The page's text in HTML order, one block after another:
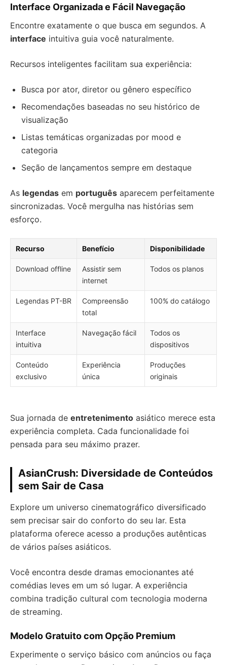
Interface Organizada e Fácil Navegação
Encontre exatamente o que busca em segundos. A
interface intuitiva guia você naturalmente.
Recursos inteligentes facilitam sua experiência:
Busca por ator, diretor ou gênero específico
Recomendações baseadas no seu histórico de
visualização
Listas temáticas organizadas por mood e
categoria
Seção de lançamentos sempre em destaque
As legendas em português aparecem perfeitamente
sincronizadas. Você mergulha nas histórias sem
esforço.
Recurso Benefício Disponibilidade
Download offline
Assistir sem
internet
Todos os planos
Legendas PT-BR
Compreensão
total
100% do catálogo
Interface
intuitiva
Navegação fácil
Todos os
dispositivos
Conteúdo
exclusivo
Experiência
única
Produções
originais
Sua jornada de entretenimento asiático merece esta
experiência completa. Cada funcionalidade foi
pensada para seu máximo prazer.
AsianCrush: Diversidade de Conteúdos
sem Sair de Casa
Explore um universo cinematográfico diversificado
sem precisar sair do conforto do seu lar. Esta
plataforma oferece acesso a produções autênticas
de vários países asiáticos.
Você encontra desde dramas emocionantes até
comédias leves em um só lugar. A experiência
combina tradição cultural com tecnologia moderna
de streaming.
Modelo Gratuito com Opção Premium
Experimente o serviço básico com anúncios ou faça